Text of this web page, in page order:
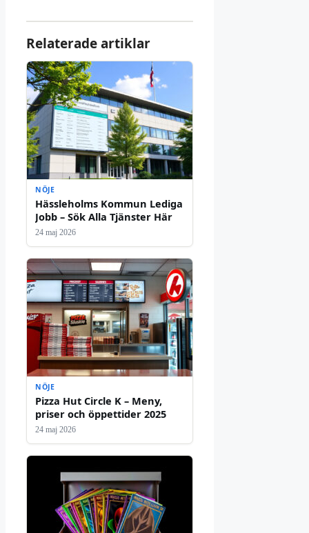
Relaterade artiklar
NÖJE
Hässleholms Kommun Lediga
Jobb – Sök Alla Tjänster Här
24 maj 2026
NÖJE
Pizza Hut Circle K – Meny,
priser och öppettider 2025
24 maj 2026